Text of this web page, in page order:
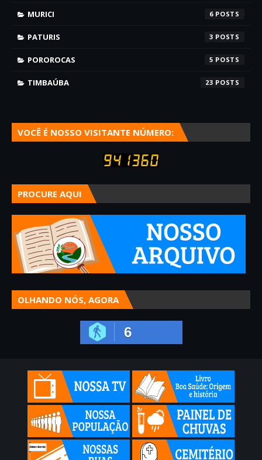
MURICI 6
PATURIS 3
POROROCAS 5
TIMBAÚBA 23
VOCÊ É NOSSO VISITANTE NÚMERO:
PROCURE AQUI
OLHANDO NÓS, AGORA
6